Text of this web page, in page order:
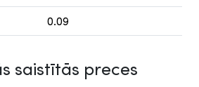
0.09
saistītās preces